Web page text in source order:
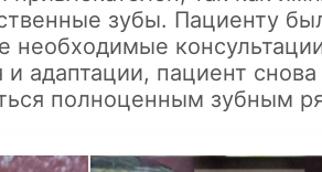
зубы. Пациенту
необходимые
адаптации, пациент снова
полноценным зубным